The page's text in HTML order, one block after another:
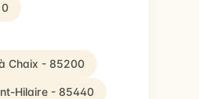
Chaix - 85200
Hilaire - 85440